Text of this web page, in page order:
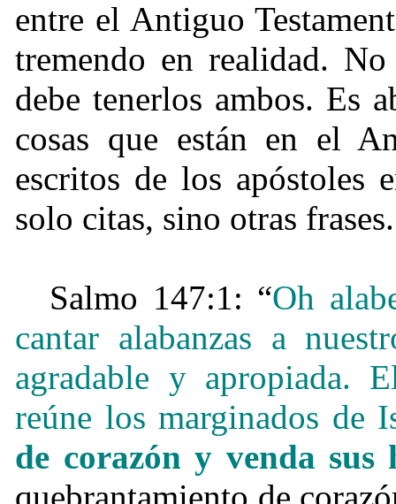
entre el Antiguo
tremendo en realidad.
debe tenerlos ambos. Es
cosas que están en el
escritos de los apóstoles
solo citas, sino otras frases.
Salmo 147:1: “Oh
cantar alabanzas a
agradable y apropiada.
reúne los marginados de
de corazón y venda sus